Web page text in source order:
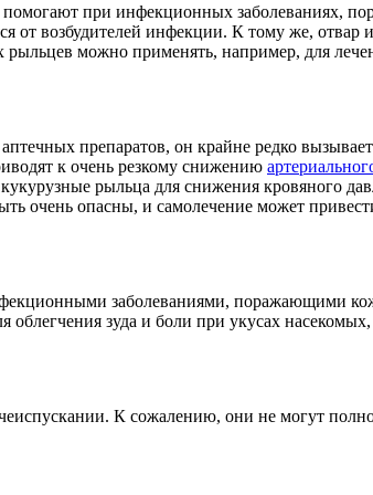
помогают при инфекционных заболеваниях,
от возбудителей инфекции. К тому же, отвар
рыльцев можно применять, например, для
препаратов, он крайне редко
к очень резкому снижению
рыльца для снижения кровяного
очень опасны, и самолечение может
заболеваниями, поражающими
зуда и боли при укусах
К сожалению, они не могут